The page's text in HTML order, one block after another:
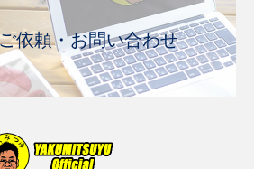
依頼・お問い合わせ